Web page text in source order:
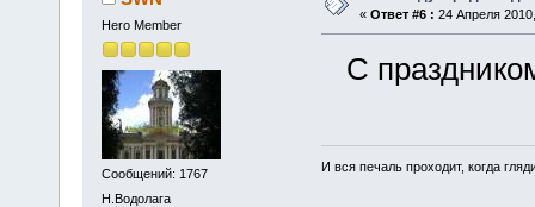
Hero Member
Сообщений: 1767
Н.Водолага
« Ответ #6 : 24 Апреля
С
И вся печаль проходит, когда